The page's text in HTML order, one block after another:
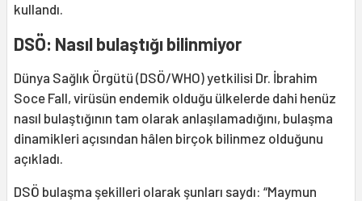
kullandı.
DSÖ: Nasıl bulaştığı bilinmiyor
Dünya Sağlık Örgütü (DSÖ/WHO) yetkilisi Dr. İbrahim
Soce Fall, virüsün endemik olduğu ülkelerde dahi henüz
nasıl bulaştığının tam olarak anlaşılamadığını, bulaşma
dinamikleri açısından hâlen birçok bilinmez olduğunu
açıkladı.
DSÖ bulaşma şekilleri olarak şunları saydı: “Maymun